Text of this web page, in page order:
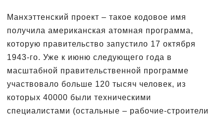
Манхэттенский проект – такое кодовое имя
получила американская атомная программа,
которую правительство запустило 17 октября
1943-го. Уже к июню следующего года в
масштабной правительственной программе
участвовало больше 120 тысяч человек, из
которых 40000 были техническими
специалистами (остальные – рабочие-строители